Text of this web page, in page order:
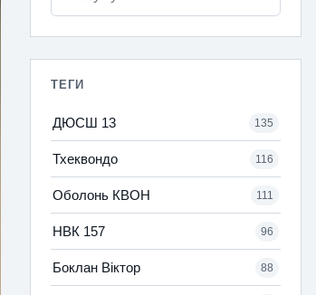
ТЕГИ
ДЮСШ 13 135
Тхеквондо 116
Оболонь КВОН 111
НВК 157 96
Боклан Віктор 88